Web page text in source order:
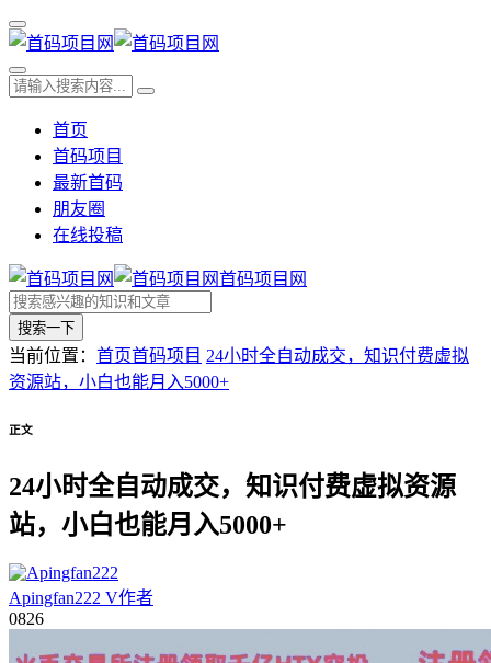
首页
首码项目
最新首码
朋友圈
在线投稿
首码项目网
搜索一下
当前位置： 首页首码项目 24小时全自动成交，知识付费虚拟
资源站，小白也能月入5000+
正文
24小时全自动成交，知识付费虚拟资源
站，小白也能月入5000+
Apingfan222 V作者
0826